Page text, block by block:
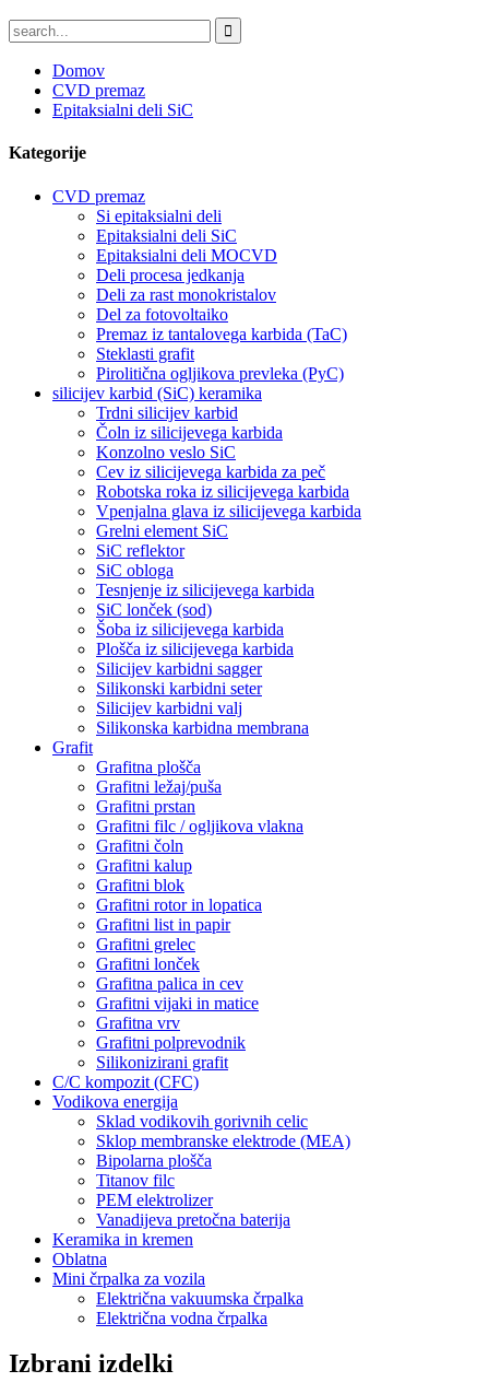
Domov
CVD premaz
Epitaksialni deli SiC
Kategorije
CVD premaz
Si epitaksialni deli
Epitaksialni deli SiC
Epitaksialni deli MOCVD
Deli procesa jedkanja
Deli za rast monokristalov
Del za fotovoltaiko
Premaz iz tantalovega karbida (TaC)
Steklasti grafit
Pirolitična ogljikova prevleka (PyC)
silicijev karbid (SiC) keramika
Trdni silicijev karbid
Čoln iz silicijevega karbida
Konzolno veslo SiC
Cev iz silicijevega karbida za peč
Robotska roka iz silicijevega karbida
Vpenjalna glava iz silicijevega karbida
Grelni element SiC
SiC reflektor
SiC obloga
Tesnjenje iz silicijevega karbida
SiC lonček (sod)
Šoba iz silicijevega karbida
Plošča iz silicijevega karbida
Silicijev karbidni sagger
Silikonski karbidni seter
Silicijev karbidni valj
Silikonska karbidna membrana
Grafit
Grafitna plošča
Grafitni ležaj/puša
Grafitni prstan
Grafitni filc / ogljikova vlakna
Grafitni čoln
Grafitni kalup
Grafitni blok
Grafitni rotor in lopatica
Grafitni list in papir
Grafitni grelec
Grafitni lonček
Grafitna palica in cev
Grafitni vijaki in matice
Grafitna vrv
Grafitni polprevodnik
Silikonizirani grafit
C/C kompozit (CFC)
Vodikova energija
Sklad vodikovih gorivnih celic
Sklop membranske elektrode (MEA)
Bipolarna plošča
Titanov filc
PEM elektrolizer
Vanadijeva pretočna baterija
Keramika in kremen
Oblatna
Mini črpalka za vozila
Električna vakuumska črpalka
Električna vodna črpalka
Izbrani izdelki